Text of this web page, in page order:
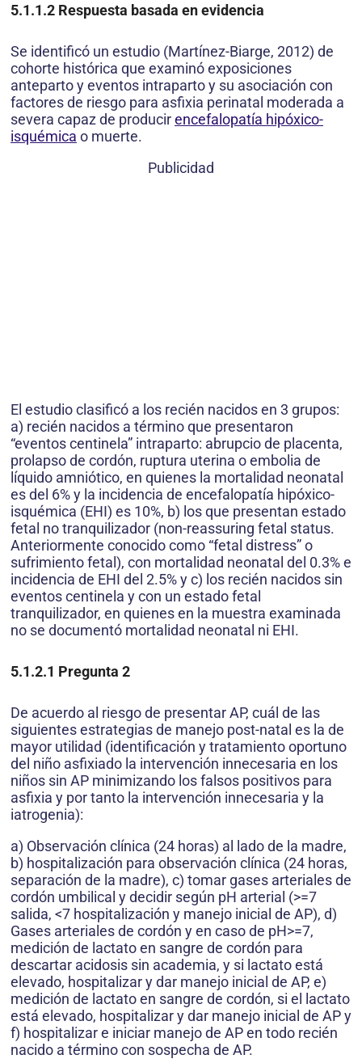
5.1.1.2 Respuesta basada en evidencia
Se identificó un estudio (Martínez-Biarge, 2012) de
cohorte histórica que examinó exposiciones
anteparto y eventos intraparto y su asociación con
factores de riesgo para asfixia perinatal moderada a
severa capaz de producirencefalopatía hipóxico-
isquémica o muerte.
Publicidad
El estudio clasificó a los recién nacidos en 3 grupos:
a) recién nacidos a término que presentaron
“eventos centinela” intraparto: abrupcio de placenta,
prolapso de cordón, ruptura uterina o embolia de
líquido amniótico, en quienes la mortalidad neonatal
es del 6% y la incidencia de encefalopatía hipóxico-
isquémica (EHI) es 10%, b) los que presentan estado
fetal no tranquilizador (non-reassuring fetal status.
Anteriormente conocido como “fetal distress” o
sufrimiento fetal), con mortalidad neonatal del 0.3% e
incidencia de EHI del 2.5% y c) los recién nacidos sin
eventos centinela y con un estado fetal
tranquilizador, en quienes en la muestra examinada
no se documentó mortalidad neonatal ni EHI.
5.1.2.1 Pregunta 2
De acuerdo al riesgo de presentar AP, cuál de las
siguientes estrategias de manejo post-natal es la de
mayor utilidad (identificación y tratamiento oportuno
del niño asfixiado la intervención innecesaria en los
niños sin AP minimizando los falsos positivos para
asfixia y por tanto la intervención innecesaria y la
iatrogenia):
a) Observación clínica (24 horas) al lado de la madre,
b) hospitalización para observación clínica (24 horas,
separación de la madre), c) tomar gases arteriales de
cordón umbilical y decidir según pH arterial (>=7
salida, <7 hospitalización y manejo inicial de AP), d)
Gases arteriales de cordón y en caso de pH>=7,
medición de lactato en sangre de cordón para
descartar acidosis sin academia, y si lactato está
elevado, hospitalizar y dar manejo inicial de AP, e)
medición de lactato en sangre de cordón, si el lactato
está elevado, hospitalizar y dar manejo inicial de AP y
f) hospitalizar e iniciar manejo de AP en todo recién
nacido a término con sospecha de AP.